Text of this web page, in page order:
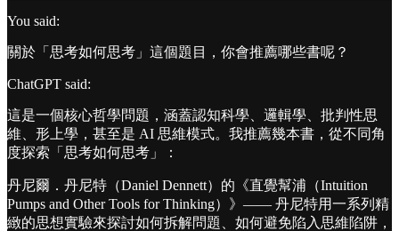
You said:
關於「思考如何思考」這個題目，你會推薦哪些書呢？
ChatGPT said:
這是一個核心哲學問題，涵蓋認知科學、邏輯學、批判性思
維、形上學，甚至是 AI 思維模式。我推薦幾本書，從不同角
度探索「思考如何思考」：
󠀠丹尼爾．丹尼特（Daniel Dennett）的《直覺幫浦（Intuition
Pumps and Other Tools for Thinking）》—— 丹尼特用一系列精
緻的思想實驗來探討如何拆解問題、如何避免陷入思維陷阱，